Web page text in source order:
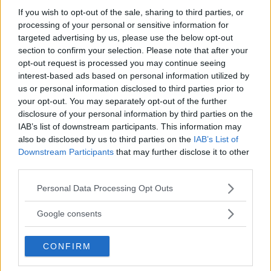
If you wish to opt-out of the sale, sharing to third parties, or
processing of your personal or sensitive information for
targeted advertising by us, please use the below opt-out
section to confirm your selection. Please note that after your
opt-out request is processed you may continue seeing
interest-based ads based on personal information utilized by
us or personal information disclosed to third parties prior to
your opt-out. You may separately opt-out of the further
disclosure of your personal information by third parties on the
IAB’s list of downstream participants. This information may
also be disclosed by us to third parties on the IAB’s List of
Downstream Participants that may further disclose it to other
Please note that this website/app uses one or more Google
not limited to your visit or usage behaviour. You may click to
use your data for below specified purposes in below Google
consent section.
Personal Data Processing Opt Outs
Google consents
CONFIRM
Perché la Poke hawaiana è
diventata tanto popolare anche